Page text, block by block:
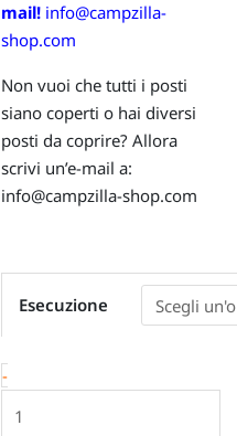
mail! info@campzilla-
shop.com
Non vuoi che tutti i posti
siano coperti o hai diversi
posti da coprire? Allora
scrivi un’e-mail a:
info@campzilla-shop.com
Esecuzione
-
su
VW
California
T5,